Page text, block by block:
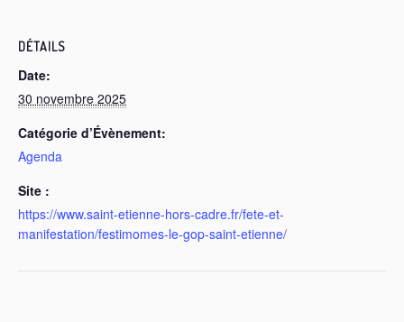
DÉTAILS
Date:
30 novembre 2025
Catégorie d’Évènement:
Agenda
Site :
https://www.saint-etienne-hors-cadre.fr/fete-et-
manifestation/festimomes-le-gop-saint-etienne/